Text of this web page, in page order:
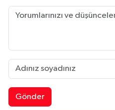
Gönder